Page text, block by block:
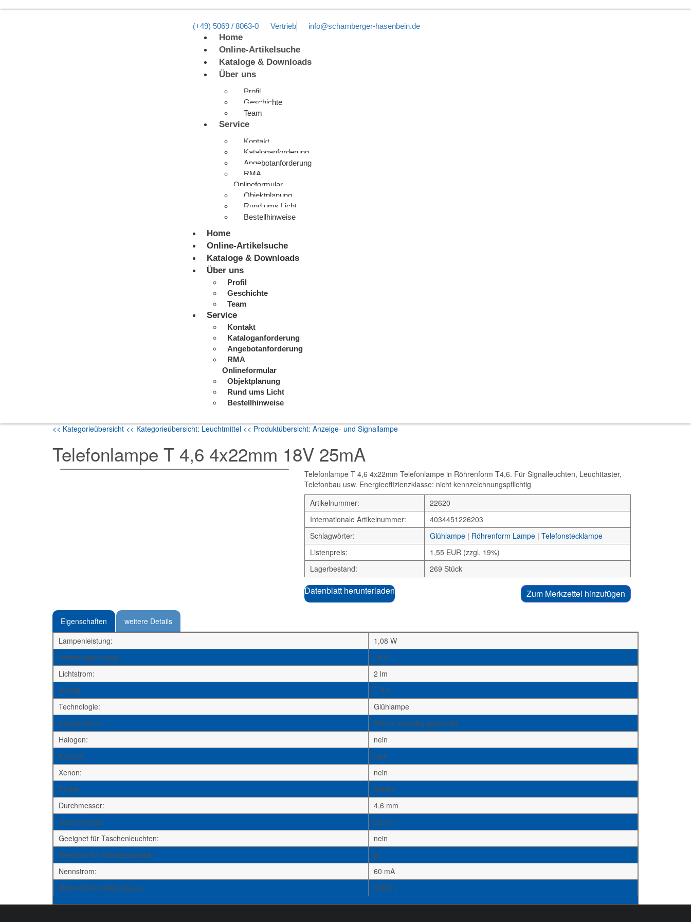
(+49) 5069 / 8063-0 Vertrieb info@scharnberger-hasenbein.de
Home
Online-Artikelsuche
Kataloge & Downloads
Über uns
Profil
Geschichte
Team
Service
Kontakt
Kataloganforderung
Angebotanforderung
RMA
Onlineformular
Objektplanung
Rund ums Licht
Bestellhinweise
Home
Online-Artikelsuche
Kataloge & Downloads
Über uns
Profil
Geschichte
Team
Service
Kontakt
Kataloganforderung
Angebotanforderung
RMA
Onlineformular
Objektplanung
Rund ums Licht
Bestellhinweise
<< Kategorieübersicht << Kategorieübersicht: Leuchtmittel << Produktübersicht: Anzeige- und Signallampe
Telefonlampe T 4,6 4x22mm 18V 25mA
Telefonlampe T 4,6 4x22mm Telefonlampe in Röhrenform T4,6. Für Signalleuchten, Leuchttaster,
Telefonbau usw. Energieeffizienzklasse: nicht kennzeichnungspflichtig
Artikelnummer:
22620
Internationale Artikelnummer:
4034451226203
Schlagwörter:
Glühlampe | Röhrenform Lampe | Telefonstecklampe
Listenpreis:
1,55 EUR (zzgl. 19%)
Lagerbestand:
269 Stück
Datenblatt herunterladen Zum Merkzettel hinzufügen
Eigenschaften
weitere Details
Lampenleistung:
1,08 W
Lampenspannung:
18 V
Lichtstrom:
2 lm
Sockel:
T 4,6
Technologie:
Glühlampe
Lampenform:
Röhre, einseitig gesockelt
Halogen:
nein
Krypton:
nein
Xenon:
nein
Farbe:
farblos
Durchmesser:
4,6 mm
Gesamtlänge:
22 mm
Geeignet für Taschenleuchten:
nein
Geeignet für Anzeigezwecke:
ja
Nennstrom:
60 mA
Mittlere Nennlebensdauer:
5000 h